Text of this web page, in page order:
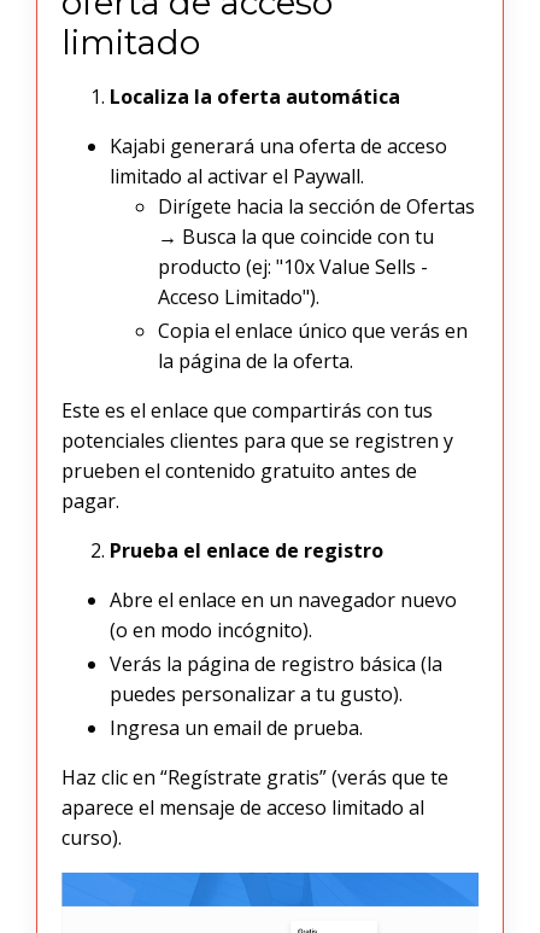
limitado
Localiza la oferta automática
Kajabi generará una oferta de acceso
limitado al activar el Paywall.
Dirígete hacia la sección de Ofertas
→ Busca la que coincide con tu
producto (ej: "10x Value Sells -
Acceso Limitado").
Copia el enlace único que verás en
la página de la oferta.
Este es el enlace que compartirás con tus
potenciales clientes para que se registren y
prueben el contenido gratuito antes de
pagar.
Prueba el enlace de registro
Abre el enlace en un navegador nuevo
(o en modo incógnito).
Verás la página de registro básica (la
puedes personalizar a tu gusto).
Ingresa un email de prueba.
Haz clic en “Regístrate gratis” (verás que te
aparece el mensaje de acceso limitado al
curso).